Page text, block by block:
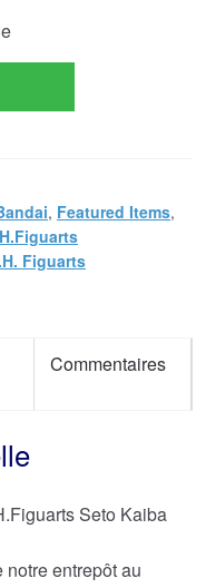
, Featured Items,
Figuarts
Commentaires
Seto Kaiba
entrepôt au